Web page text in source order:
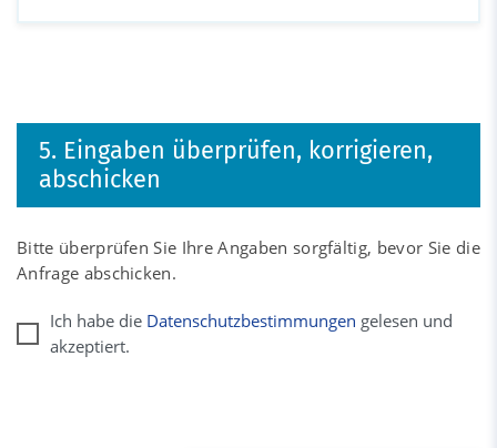
5. Eingaben überprüfen, korrigieren,
abschicken
Bitte überprüfen Sie Ihre Angaben sorgfältig, bevor Sie die
Anfrage abschicken.
Ich habe die Datenschutzbestimmungen gelesen und
akzeptiert.